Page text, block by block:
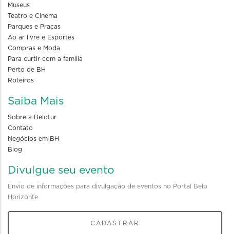
Museus
Teatro e Cinema
Parques e Praças
Ao ar livre e Esportes
Compras e Moda
Para curtir com a familia
Perto de BH
Roteiros
Saiba Mais
Sobre a Belotur
Contato
Negócios em BH
Blog
Divulgue seu evento
Envio de informações para divulgação de eventos no Portal Belo
Horizonte
CADASTRAR